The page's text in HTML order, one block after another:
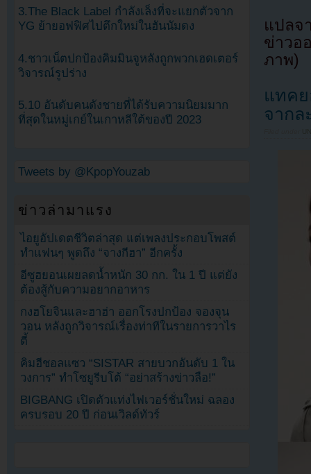
แปล
ข่าวอ
ภาพ)
แทค
จากล
3.The Black Label กำลังเล็งที่จะแยกตัวจาก
YG ย้ายอฟฟิศไปตึกใหม่ในฮันนัมดง
4.ชาวเน็ตปกป้องคิมมินจูหลังถูกพวกเฮดเตอร์
วิจารณ์รูปร่าง
5.10 อันดับคนดังชายที่ได้รับความนิยมมาก
ที่สุดในหมู่เกย์ในเกาหลีใต้ของปี 2023
Tweets by @KpopYouzab
ข่าวล่ามาแรง
ไอยูอัปเดตชีวิตล่าสุด แต่เพลงประกอบโพสต์
ทำแฟนๆ พูดถึง “จางกีฮา” อีกครั้ง
อีซูฮยอนเผยลดน้ำหนัก 30 กก. ใน 1 ปี แต่ยัง
ต้องสู้กับความอยากอาหาร
กงฮโยจินและฮาฮ่า ออกโรงปกป้อง จองจุน
วอน หลังถูกวิจารณ์เรื่องท่าทีในรายการวาไร
ตี้
คิมฮีชอลแซว “SISTAR สายบวกอันดับ 1 ใน
วงการ” ทำโซยูรีบโต้ “อย่าสร้างข่าวลือ!”
BIGBANG เปิดตัวแท่งไฟเวอร์ชั่นใหม่ ฉลอง
ครบรอบ 20 ปี ก่อนเวิลด์ทัวร์